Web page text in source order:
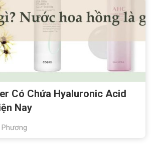
Có Chứa Hyaluronic Acid
Nay